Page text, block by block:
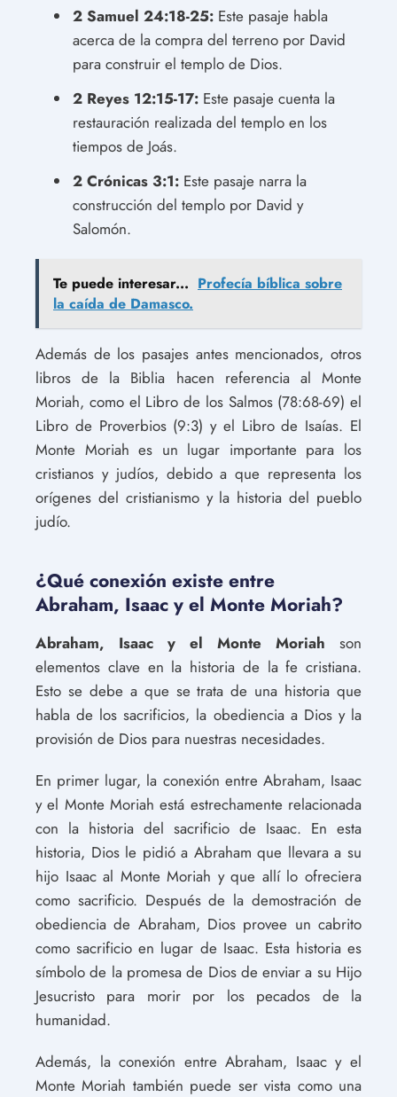
2 Samuel 24:18-25: Este pasaje habla
acerca de la compra del terreno por David
para construir el templo de Dios.
2 Reyes 12:15-17: Este pasaje cuenta la
restauración realizada del templo en los
tiempos de Joás.
2 Crónicas 3:1: Este pasaje narra la
construcción del templo por David y
Salomón.
Te puede interesar... Profecía bíblica sobre
la caída de Damasco.
Además de los pasajes antes mencionados, otros
libros de la Biblia hacen referencia al Monte
Moriah, como el Libro de los Salmos (78:68-69) el
Libro de Proverbios (9:3) y el Libro de Isaías. El
Monte Moriah es un lugar importante para los
cristianos y judíos, debido a que representa los
orígenes del cristianismo y la historia del pueblo
judío.
¿Qué conexión existe entre
Abraham, Isaac y el Monte Moriah?
Abraham, Isaac y el Monte Moriah son
elementos clave en la historia de la fe cristiana.
Esto se debe a que se trata de una historia que
habla de los sacrificios, la obediencia a Dios y la
provisión de Dios para nuestras necesidades.
En primer lugar, la conexión entre Abraham, Isaac
y el Monte Moriah está estrechamente relacionada
con la historia del sacrificio de Isaac. En esta
historia, Dios le pidió a Abraham que llevara a su
hijo Isaac al Monte Moriah y que allí lo ofreciera
como sacrificio. Después de la demostración de
obediencia de Abraham, Dios provee un cabrito
como sacrificio en lugar de Isaac. Esta historia es
símbolo de la promesa de Dios de enviar a su Hijo
Jesucristo para morir por los pecados de la
humanidad.
Además, la conexión entre Abraham, Isaac y el
Monte Moriah también puede ser vista como una